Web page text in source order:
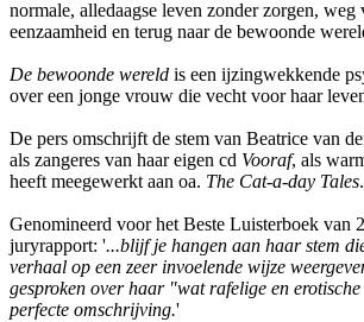
normale, alledaagse leven zonder zorgen, weg
eenzaamheid en terug naar de bewoonde
De bewoonde wereld is een ijzingwekkende
over een jonge vrouw die vecht voor haar
De pers omschrijft de stem van Beatrice van
als zangeres van haar eigen cd Vooraf, als
heeft meegewerkt aan oa. The Cat-a-day Tales.
Genomineerd voor het Beste Luisterboek van
juryrapport: '...blijf je hangen aan haar stem
verhaal op een zeer invoelende wijze
gesproken over haar "wat rafelige en
perfecte omschrijving.'